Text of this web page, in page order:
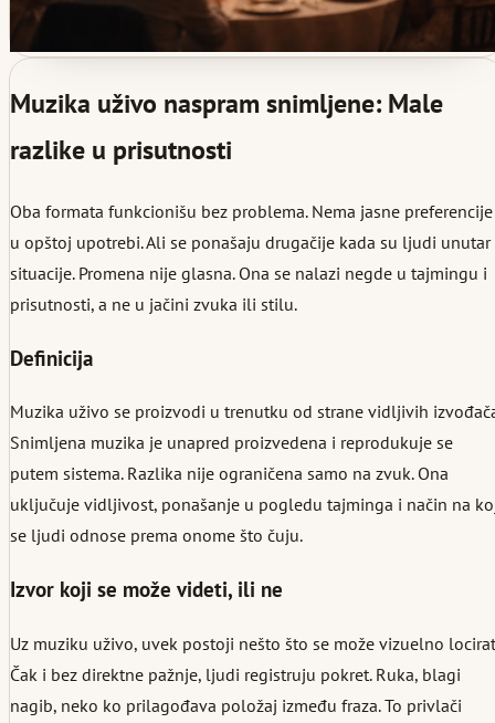
Muzika uživo naspram snimljene: Male
razlike u prisutnosti
Oba formata funkcionišu bez problema. Nema jasne preferencije
u opštoj upotrebi. Ali se ponašaju drugačije kada su ljudi unutar
situacije. Promena nije glasna. Ona se nalazi negde u tajmingu i
prisutnosti, a ne u jačini zvuka ili stilu.
Definicija
Muzika uživo se proizvodi u trenutku od strane vidljivih
Snimljena muzika je unapred proizvedena i reprodukuje se
putem sistema. Razlika nije ograničena samo na zvuk. Ona
uključuje vidljivost, ponašanje u pogledu tajminga i način na
se ljudi odnose prema onome što čuju.
Izvor koji se može videti, ili ne
Uz muziku uživo, uvek postoji nešto što se može vizuelno
Čak i bez direktne pažnje, ljudi registruju pokret. Ruka, blagi
nagib, neko ko prilagođava položaj između fraza. To privlači